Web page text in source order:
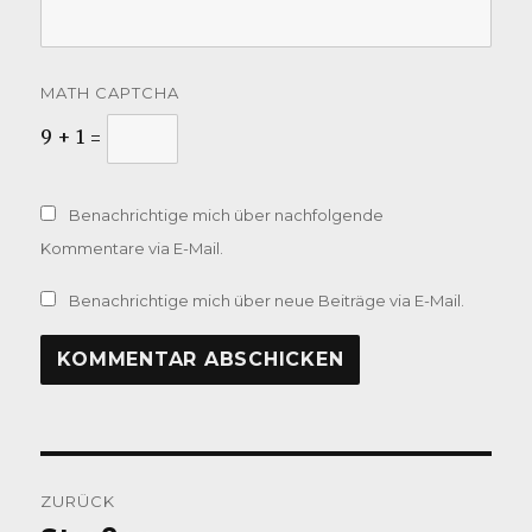
MATH CAPTCHA
9 + 1 =
Benachrichtige mich über nachfolgende
Kommentare via E-Mail.
Benachrichtige mich über neue Beiträge via E-Mail.
ZURÜCK